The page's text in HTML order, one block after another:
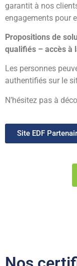
garantit à nos
engagements pour
Propositions de
qualifiés – accès à
Les personnes
authentifiés sur le
N’hésitez pas à
Site EDF